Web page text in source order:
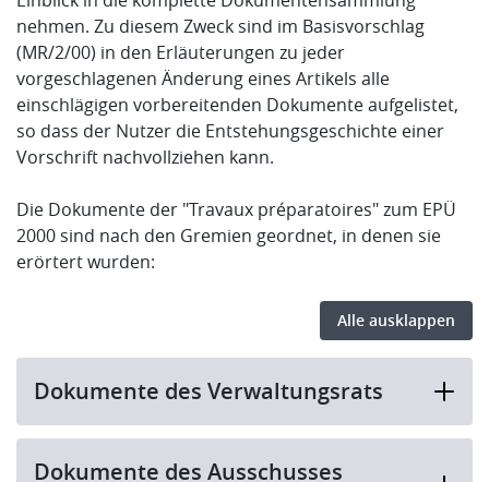
nehmen. Zu diesem Zweck sind im Basisvorschlag
(MR/2/00) in den Erläuterungen zu jeder
vorgeschlagenen Änderung eines Artikels alle
einschlägigen vorbereitenden Dokumente aufgelistet,
so dass der Nutzer die Entstehungsgeschichte einer
Vorschrift nachvollziehen kann.
Die Dokumente der "Travaux préparatoires" zum EPÜ
2000 sind nach den Gremien geordnet, in denen sie
erörtert wurden:
Alle ausklappen
Dokumente des Verwaltungsrats
Dokumente des Ausschusses